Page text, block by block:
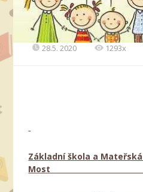
28.5. 2020 1293x
Základní škola a